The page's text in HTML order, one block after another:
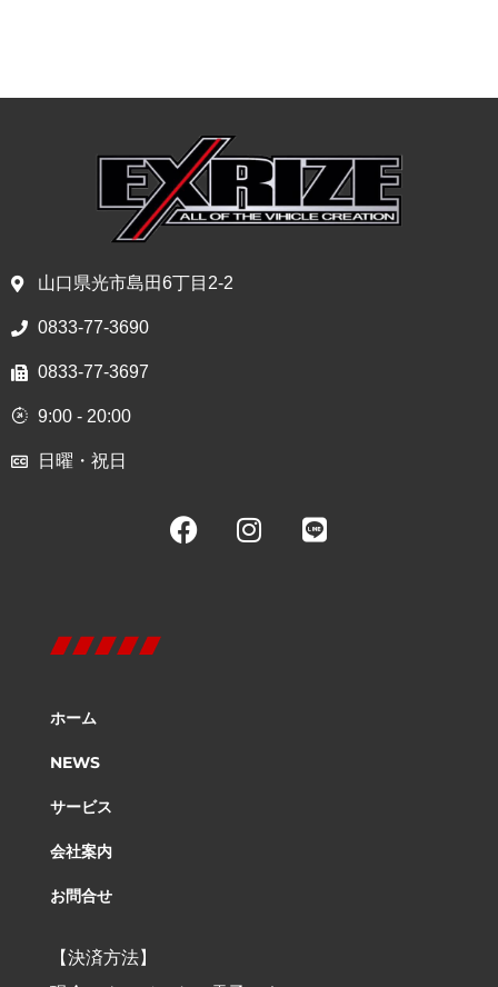
山口県光市島田6丁目2-2
0833-77-3690
0833-77-3697
9:00 - 20:00
日曜・祝日
ホーム
NEWS
サービス
会社案内
お問合せ
【決済方法】